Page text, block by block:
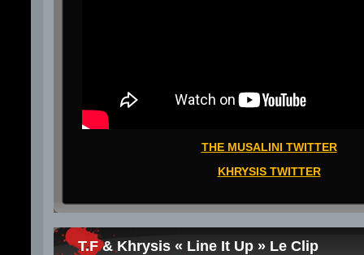
THE MUSALINI TWITTER
KHRYSIS TWITTER
T.F & Khrysis « Line It Up » Le Clip